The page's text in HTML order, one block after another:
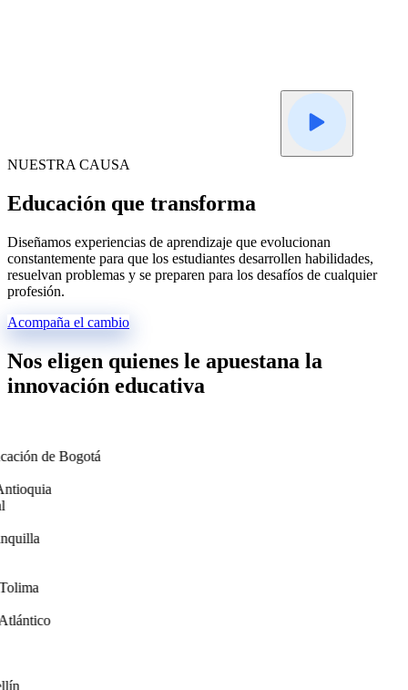
NUESTRA CAUSA
Educación que transforma
Diseñamos experiencias de aprendizaje que evolucionan
constantemente para que los estudiantes desarrollen habilidades,
resuelvan problemas y se preparen para los desafíos de cualquier
profesión.
Acompaña el cambio
Nos eligen quienes le apuestana la
innovación educativa